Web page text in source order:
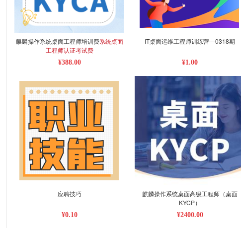
麒麟操作系统桌面工程师培训费系统桌面
工程师认证考试费
¥388.00
IT桌面运维工程师训练营—0318期
¥1.00
应聘技巧
¥0.10
麒麟操作系统桌面高级工程师（桌面
KYCP）
¥2400.00